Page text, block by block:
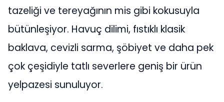
tazeliği ve tereyağının mis gibi kokusuyla
bütünleşiyor. Havuç dilimi, fıstıklı klasik
baklava, cevizli sarma, şöbiyet ve daha pek
çok çeşidiyle tatlı severlere geniş bir ürün
yelpazesi sunuluyor.